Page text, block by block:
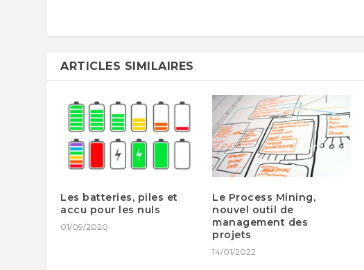
ARTICLES SIMILAIRES
Les batteries, piles et
accu pour les nuls
01/09/2020
Le Process Mining,
nouvel outil de
management des
projets
14/01/2022